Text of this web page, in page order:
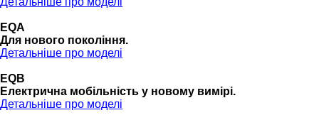
EQA
Для нового покоління.
Детальніше про моделі
EQB
Електрична мобільність у новому вимірі.
Детальніше про моделі